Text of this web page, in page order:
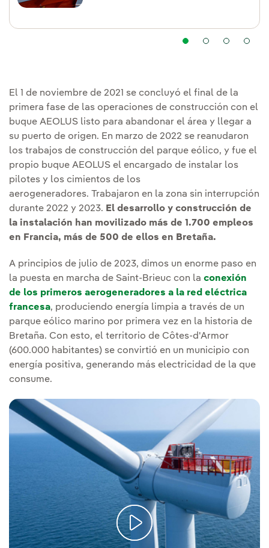
El 1 de noviembre de 2021 se concluyó el final de la
primera fase de las operaciones de construcción con el
buque AEOLUS listo para abandonar el área y llegar a
su puerto de origen. En marzo de 2022 se reanudaron
los trabajos de construcción del parque eólico, y fue el
propio buque AEOLUS el encargado de instalar los
pilotes y los cimientos de los
aerogeneradores. Trabajaron en la zona sin interrupción
durante 2022 y 2023. El desarrollo y construcción de
la instalación han movilizado más de 1.700 empleos
en Francia, más de 500 de ellos en Bretaña.
A principios de julio de 2023, dimos un enorme paso en
la puesta en marcha de Saint-Brieuc con la conexión
de los primeros aerogeneradores a la red eléctrica
francesa, produciendo energía limpia a través de un
parque eólico marino por primera vez en la historia de
Bretaña. Con esto, el territorio de Côtes-d'Armor
(600.000 habitantes) se convirtió en un municipio con
energía positiva, generando más electricidad de la que
consume.